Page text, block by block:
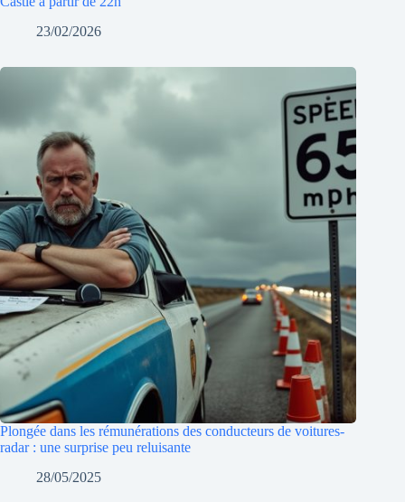
23/02/2026
Plongée dans les rémunérations des conducteurs de voitures-
radar : une surprise peu reluisante
28/05/2025